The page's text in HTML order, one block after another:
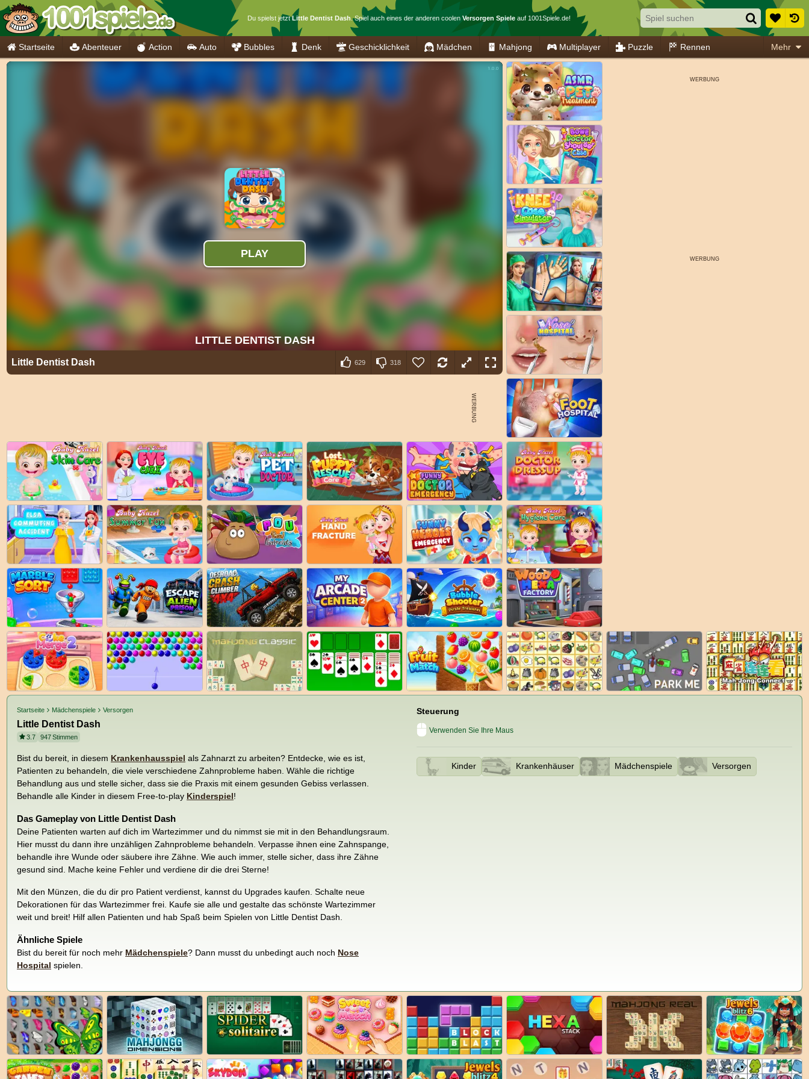
Du spielst jetztLittle Dentist Dash . Spiel auch eines der anderen coolen Versorgen Spiele auf 1001Spiele.de!
Startseite Abenteuer Action Auto Bubbles Denk Geschicklichkeit Mädchen Mahjong Multiplayer Puzzle Rennen Mehr
Little Dentist Dash 629 318
Startseite Mädchenspiele Versorgen
Little Dentist Dash
3.7 947Stimmen
Bist du bereit, in diesem Krankenhausspiel als Zahnarzt zu arbeiten? Entdecke, wie es ist,
Patienten zu behandeln, die viele verschiedene Zahnprobleme haben. Wähle die richtige
Behandlung aus und stelle sicher, dass sie die Praxis mit einem gesunden Gebiss verlassen.
Behandle alle Kinder in diesem Free-to-play Kinderspiel!
Das Gameplay von Little Dentist Dash
Deine Patienten warten auf dich im Wartezimmer und du nimmst sie mit in den Behandlungsraum.
Hier musst du dann ihre unzähligen Zahnprobleme behandeln. Verpasse ihnen eine Zahnspange,
behandle ihre Wunde oder säubere ihre Zähne. Wie auch immer, stelle sicher, dass ihre Zähne
gesund sind. Mache keine Fehler und verdiene dir die drei Sterne!
Mit den Münzen, die du dir pro Patient verdienst, kannst du Upgrades kaufen. Schalte neue
Dekorationen für das Wartezimmer frei. Kaufe sie alle und gestalte das schönste Wartezimmer
weit und breit! Hilf allen Patienten und hab Spaß beim Spielen von Little Dentist Dash.
Ähnliche Spiele
Bist du bereit für noch mehr Mädchenspiele? Dann musst du unbedingt auch noch Nose
Hospital spielen.
Steuerung
Verwenden Sie Ihre Maus
Kinder Krankenhäuser Mädchenspiele Versorgen